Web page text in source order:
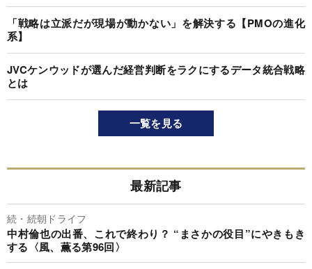
「戦略は立派だが現場が動かない」を解決する【PMOの進化
系】
JVCケンウッドが選んだ経営判断をラクにするデータ統合戦略
とは
一覧を見る
最新記事
続・続朝ドライフ
中村倫也の出番、これで終わり？ “まさかの役目”にやきもき
する〈風、薫る第96回〉